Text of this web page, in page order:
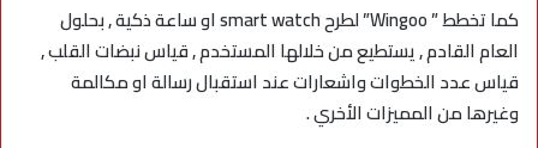
كما تخطط ” Wingoo” لطرح smart watch او ساعة ذكية , بحلول
العام القادم , يستطيع من خلالها المستخدم , قياس نبضات القلب ,
قياس عدد الخطوات واشعارات عند استقبال رسالة او مكالمة
وغيرها من المميزات الأخري .